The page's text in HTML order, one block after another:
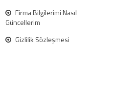
Firma Bilgilerimi Nasıl
Güncellerim
Gizlilik Sözleşmesi